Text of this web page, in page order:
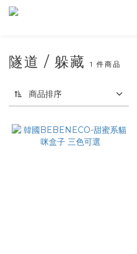
隧道 / 躲藏 1 件商品
商品排序